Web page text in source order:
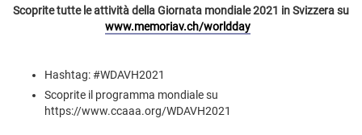
Scoprite tutte le attività della Giornata mondiale 2021 in Svizzera su
www.memoriav.ch/worldday
Hashtag: #WDAVH2021
Scoprite il programma mondiale su
https://www.ccaaa.org/WDAVH2021